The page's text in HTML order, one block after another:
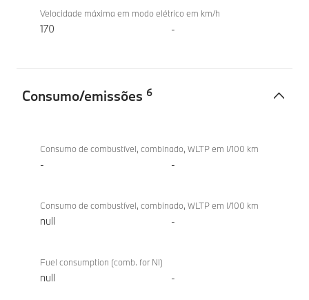
Velocidade máxima em modo elétrico em km/h
170 -
Consumo/emissões 6
eDrive20
Consumo de combustível, combinado, WLTP em l/100 km
- -
Consumo de combustível, combinado, WLTP em l/100 km
null -
Fuel consumption (comb. for NI)
null -